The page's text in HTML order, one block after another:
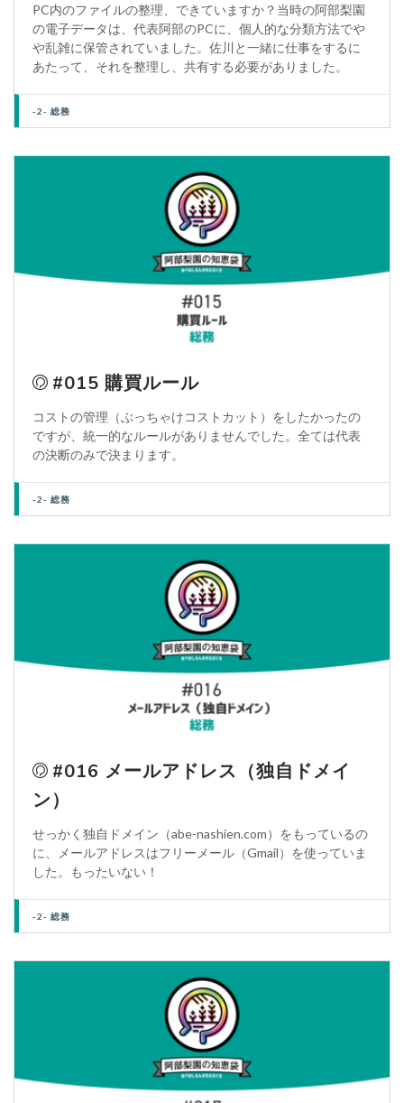
PC内のファイルの整理、できていますか？当時の阿部梨園
の電子データは、代表阿部のPCに、個人的な分類方法でや
や乱雑に保管されていました。佐川と一緒に仕事をするに
あたって、それを整理し、共有する必要がありました。
-2- 総務
#015 購買ルール
コストの管理（ぶっちゃけコストカット）をしたかったの
ですが、統一的なルールがありませんでした。全ては代表
の決断のみで決まります。
-2- 総務
#016 メールアドレス（独自ドメイ
ン）
せっかく独自ドメイン（abe-nashien.com）をもっているの
に、メールアドレスはフリーメール（Gmail）を使っていま
した。もったいない！
-2- 総務